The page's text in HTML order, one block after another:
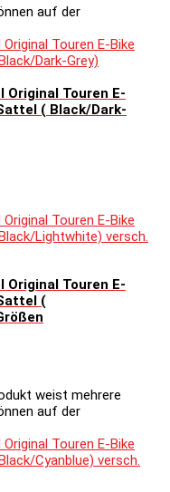
auf der
Original Touren E-
( Black/Dark-
Original Touren E-
(
weist mehrere
auf der